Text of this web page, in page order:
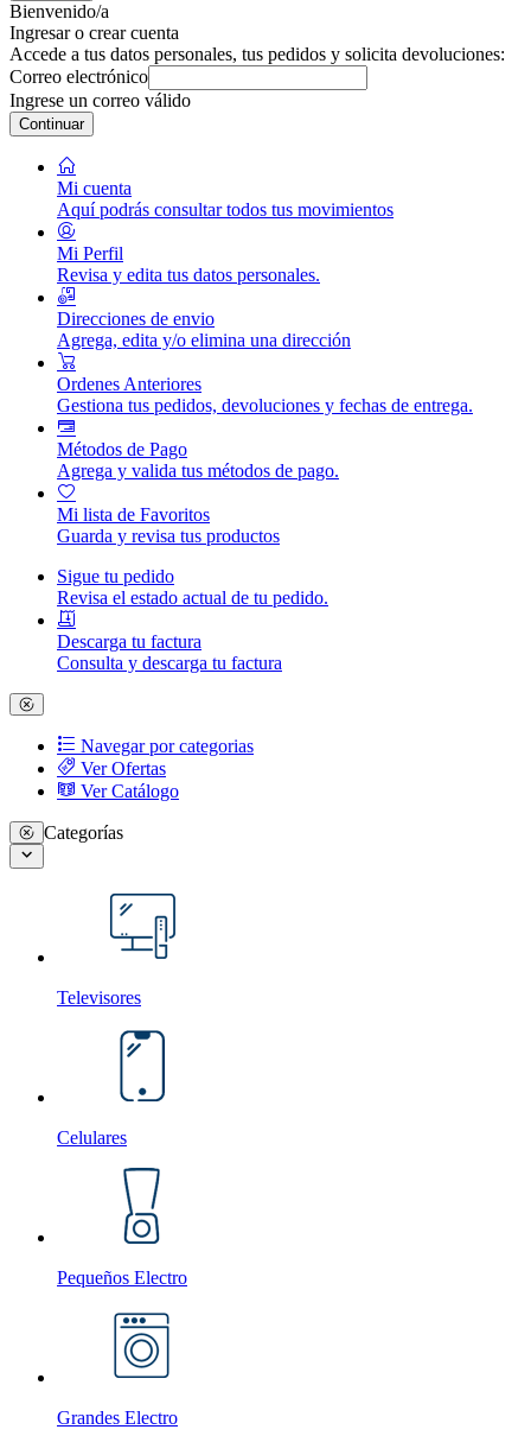
Bienvenido/a
Ingresar o crear cuenta
Accede a tus datos personales, tus pedidos y solicita devoluciones:
Correo electrónico
Ingrese un correo válido
Continuar
Mi cuenta
Aquí podrás consultar todos tus movimientos
Mi Perfil
Revisa y edita tus datos personales.
Direcciones de envio
Agrega, edita y/o elimina una dirección
Ordenes Anteriores
Gestiona tus pedidos, devoluciones y fechas de entrega.
Métodos de Pago
Agrega y valida tus métodos de pago.
Mi lista de Favoritos
Guarda y revisa tus productos
Sigue tu pedido
Revisa el estado actual de tu pedido.
Descarga tu factura
Consulta y descarga tu factura
Navegar por categorias
Ver Ofertas
Ver Catálogo
Categorías
Televisores
Celulares
Pequeños Electro
Grandes Electro